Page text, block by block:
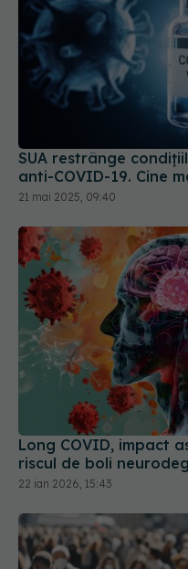
SUA restrânge
anti-COVID-19. Cine
21 mai 2025, 09:40
Long COVID, impact
riscul de boli
22 ian 2026, 15:43